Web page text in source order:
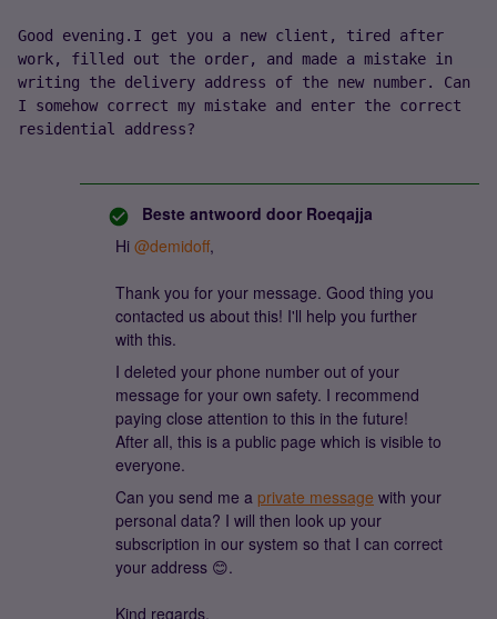
Good evening.I get you a new client, tired after
work, filled out the order, and made a mistake in
writing the delivery address of the new number. Can
I somehow correct my mistake and enter the correct
residential address?
Beste antwoord door Roeqajja
Hi @demidoff,
Thank you for your message. Good thing you
contacted us about this! I'll help you further
with this.
I deleted your phone number out of your
message for your own safety. I recommend
paying close attention to this in the future!
After all, this is a public page which is visible to
everyone.
Can you send me a private message with your
personal data? I will then look up your
subscription in our system so that I can correct
your address 😊.
Kind regards,